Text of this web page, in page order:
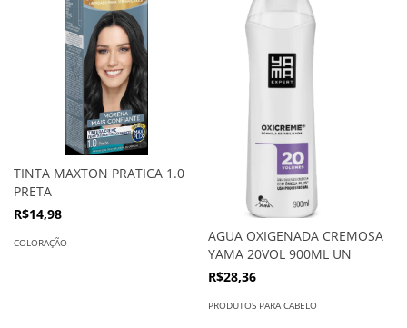
TINTA MAXTON PRATICA 1.0
PRETA
R$14,98
COLORAÇÃO
AGUA OXIGENADA CREMOSA
YAMA 20VOL 900ML UN
R$28,36
PRODUTOS PARA CABELO